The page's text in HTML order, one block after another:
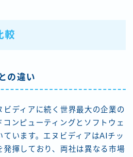
較
の違い
ビディアに続く世界最大の企業の
ンピューティングとソフトウェ
ています。エヌビディアはAIチッ
発揮しており、両社は異なる市場